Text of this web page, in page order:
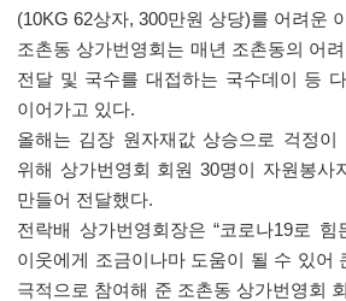
(10KG 62상자, 300만원 상당)를 어려운
조촌동 상가번영회는 매년 조촌동의 어
전달 및 국수를 대접하는 국수데이 등
이어가고 있다.
올해는 김장 원자재값 상승으로 걱정이
위해 상가번영회 회원30명이 자원봉사
만들어 전달했다.
전락배 상가번영회장은 “코로나19로 힘
이웃에게 조금이나마 도움이 될 수 있어
극적으로 참여해 준 조촌동 상가번영회